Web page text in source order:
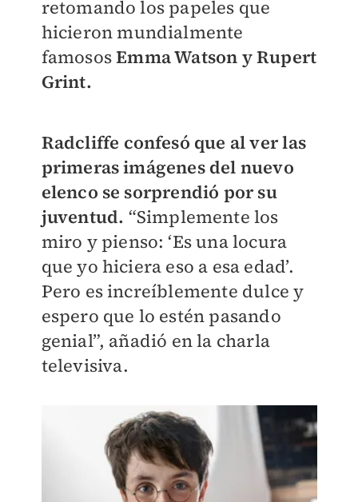
retomando los papeles que
hicieron mundialmente
famososEmma Watson y Rupert
Grint.
Radcliffe confesó que al ver las
primeras imágenes del nuevo
elenco se sorprendió por su
juventud. “Simplemente los
miro y pienso: ‘Es una locura
que yo hiciera eso a esa edad’.
Pero es increíblemente dulce y
espero que lo estén pasando
genial”, añadió en la charla
televisiva.